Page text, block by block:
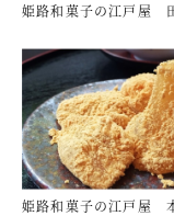
姫路和菓子の江戸屋
姫路和菓子の江戸屋